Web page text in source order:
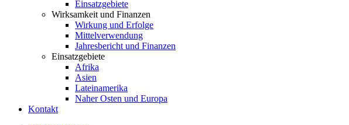
Einsatzgebiete
Wirksamkeit und Finanzen
Wirkung und Erfolge
Mittelverwendung
Jahresbericht und Finanzen
Einsatzgebiete
Afrika
Asien
Lateinamerika
Naher Osten und Europa
Kontakt